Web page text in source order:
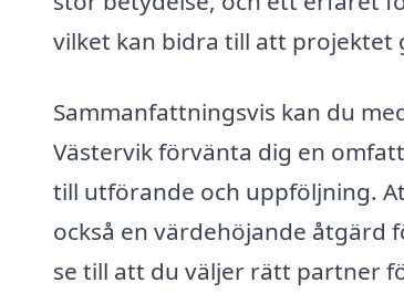
vilket kan bidra till att projektet
Sammanfattningsvis kan du
Västervik förvänta dig en
till utförande och uppföljning.
också en värdehöjande åtgärd
se till att du väljer rätt partner